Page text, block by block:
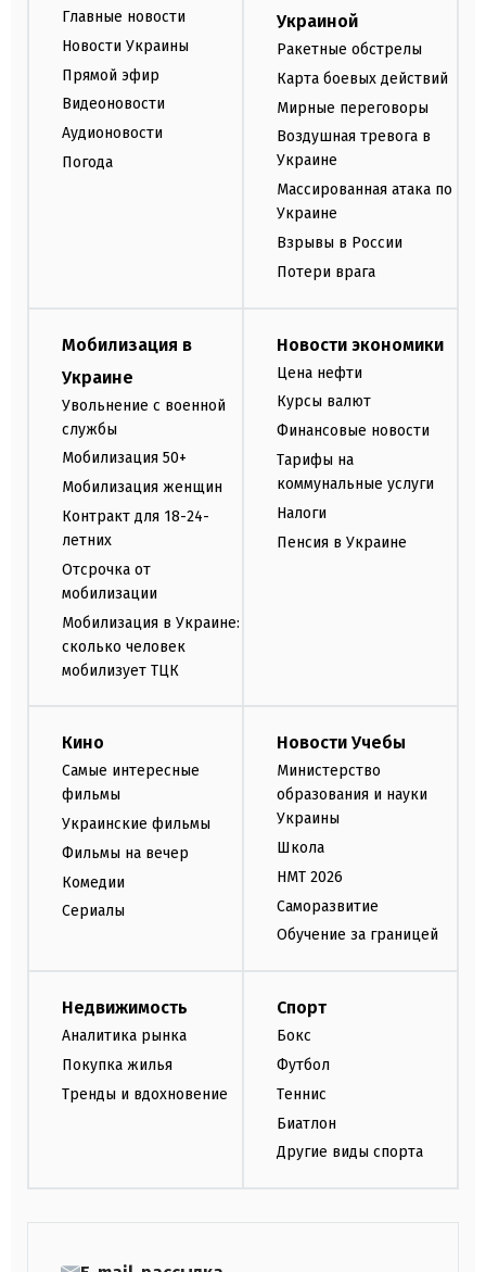
Главные новости
Новости Украины
Прямой эфир
Видеоновости
Аудионовости
Погода
Украиной
Ракетные обстрелы
Карта боевых действий
Мирные переговоры
Воздушная тревога в
Украине
Массированная атака по
Украине
Взрывы в России
Потери врага
Мобилизация в
Украине
Увольнение с военной
службы
Мобилизация 50+
Мобилизация женщин
Контракт для 18-24-
летних
Отсрочка от
мобилизации
Мобилизация в Украине:
сколько человек
мобилизует ТЦК
Новости экономики
Цена нефти
Курсы валют
Финансовые новости
Тарифы на
коммунальные услуги
Налоги
Пенсия в Украине
Кино
Самые интересные
фильмы
Украинские фильмы
Фильмы на вечер
Комедии
Сериалы
Новости Учебы
Министерство
образования и науки
Украины
Школа
НМТ 2026
Саморазвитие
Обучение за границей
Недвижимость
Аналитика рынка
Покупка жилья
Тренды и вдохновение
Спорт
Бокс
Футбол
Теннис
Биатлон
Другие виды спорта